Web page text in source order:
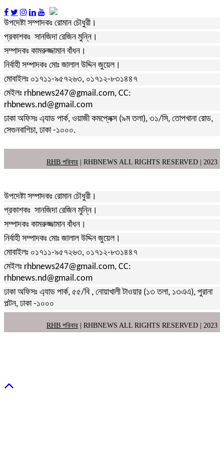
উপদেষ্টা সম্পাদকঃ রোমান চৌধুরী।
প্রকাশকঃ সানজিদা রেজিন মুন্নি।
সম্পাদকঃ কামরুজ্জামান বাঁধন।
নির্বাহী সম্পাদকঃ মোঃ জালাল উদ্দিন জুয়েল।
মোবাইলঃ ০১৭১১-৯৫৭২৬৩, ০১৭১২-৮৩১৪৪৭
মেইলঃ rhbnews247@gmail.com, CC:
rhbnews.nd@gmail.com
ঢাকা অফিসঃ এ্যাড পার্ক, ওয়াজী কমপ্লেক্স (৯ম তলা), ৩১/সি, তোপখানা রোড,
সেগুনবাগিচা, ঢাকা -১০০০.
RHB পরিবার | RHBNEWS ALL RIGHTS RESERVED | 2023
উপদেষ্টা সম্পাদকঃ রোমান চৌধুরী।
প্রকাশকঃ সানজিদা রেজিন মুন্নি।
সম্পাদকঃ কামরুজ্জামান বাঁধন।
নির্বাহী সম্পাদকঃ মোঃ জালাল উদ্দিন জুয়েল।
মোবাইলঃ ০১৭১১-৯৫৭২৬৩, ০১৭১২-৮৩১৪৪৭
মেইলঃ rhbnews247@gmail.com, CC:
rhbnews.nd@gmail.com
ঢাকা অফিসঃ এ্যাড পার্ক, ৫৫/বি , নোয়াখালী টাওয়ার (১৩ তলা, ১৩এএ), পুরানা
পল্টন, ঢাকা -১০০০
RHB পরিবার | RHBNEWS ALL RIGHTS RESERVED | 2023